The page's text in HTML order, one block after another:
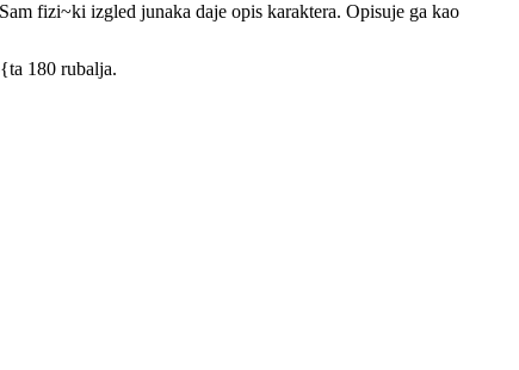
fizi~ki izgled junaka daje opis karaktera. Opisuje ga kao
180 rubalja.